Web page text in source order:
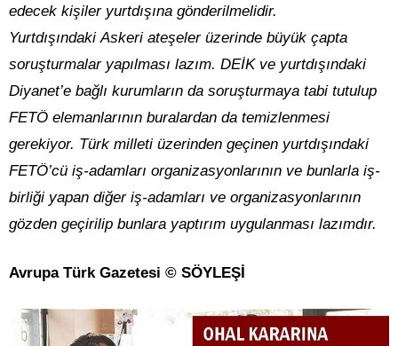
edecek kişiler yurtdışına gönderilmelidir.
Yurtdışındaki Askeri ateşeler üzerinde büyük çapta
soruşturmalar yapılması lazım. DEİK ve yurtdışındaki
Diyanet’e bağlı kurumların da soruşturmaya tabi tutulup
FETÖ elemanlarının buralardan da temizlenmesi
gerekiyor. Türk milleti üzerinden geçinen yurtdışındaki
FETÖ’cü iş-adamları organizasyonlarının ve bunlarla iş-
birliği yapan diğer iş-adamları ve organizasyonlarının
gözden geçirilip bunlara yaptırım uygulanması lazımdır.
Avrupa Türk Gazetesi © SÖYLEŞİ